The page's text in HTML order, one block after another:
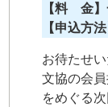
【料 金
【申込方
お待たせ
文協の会
をめぐる